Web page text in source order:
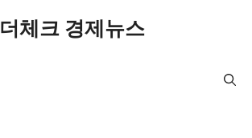
더체크 경제뉴스